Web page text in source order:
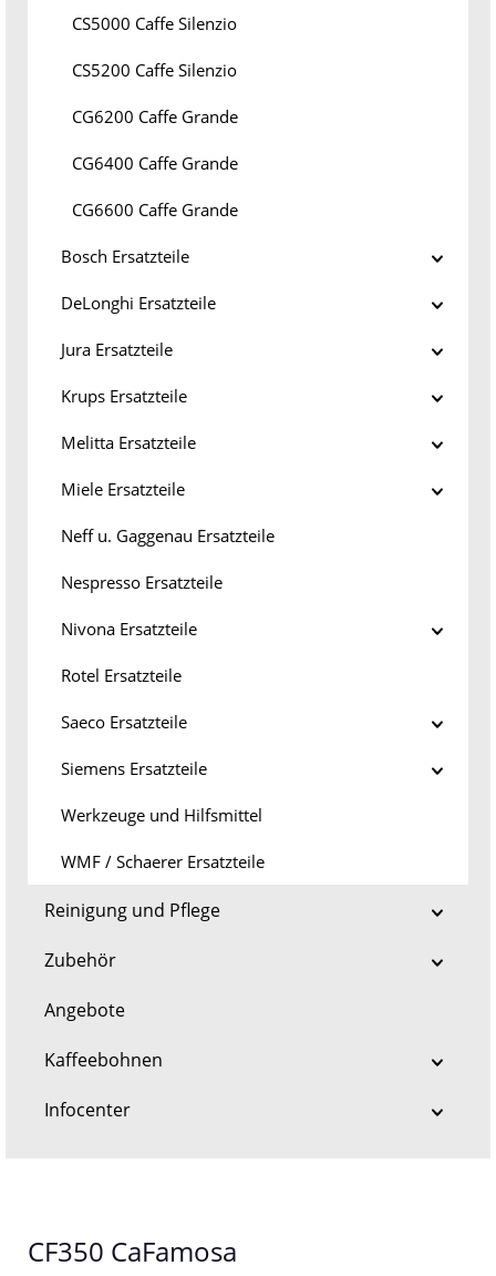
CS5000 Caffe Silenzio
CS5200 Caffe Silenzio
CG6200 Caffe Grande
CG6400 Caffe Grande
CG6600 Caffe Grande
Bosch Ersatzteile
DeLonghi Ersatzteile
Jura Ersatzteile
Krups Ersatzteile
Melitta Ersatzteile
Miele Ersatzteile
Neff u. Gaggenau Ersatzteile
Nespresso Ersatzteile
Nivona Ersatzteile
Rotel Ersatzteile
Saeco Ersatzteile
Siemens Ersatzteile
Werkzeuge und Hilfsmittel
WMF / Schaerer Ersatzteile
Reinigung und Pflege
Zubehör
Angebote
Kaffeebohnen
Infocenter
CF350 CaFamosa